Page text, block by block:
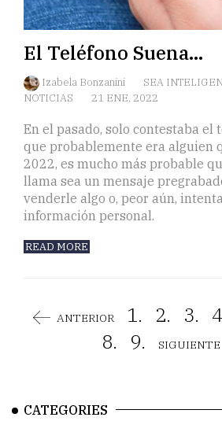
El Teléfono Suena…
Izabela Bonzanini SEA
NOTICIAS
21 ENE, 2022
En el pasado, solo contestaba el
que probablemente era alguien
2022, es mucho más probable
llama sea un mensaje
venderle algo o, peor aún,
información personal.
READ MORE
ANTERIOR 1. 2. 3.
8.
9. SIGUIENTE
CATEGORIES